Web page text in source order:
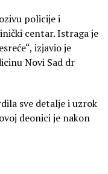
policije i
centar. Istraga je
izjavio je
Novi Sad dr
sve detalje i uzrok
deonici je nakon